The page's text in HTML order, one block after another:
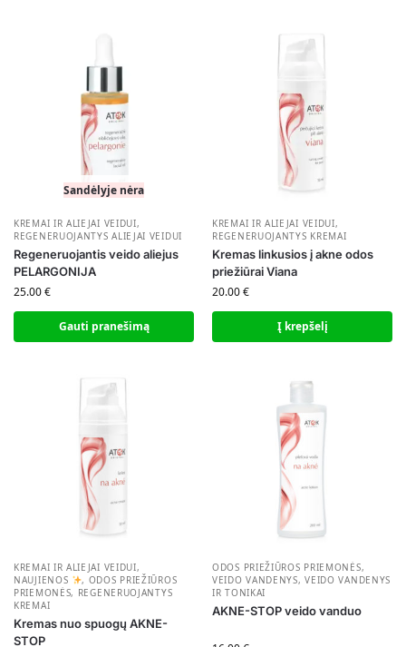
Sandėlyje nėra
KREMAI IR ALIEJAI VEIDUI,
REGENERUOJANTYS ALIEJAI VEIDUI
Regeneruojantis veido aliejus
PELARGONIJA
25.00€
Gauti pranešimą
KREMAI IR ALIEJAI VEIDUI,
REGENERUOJANTYS KREMAI
Kremas linkusios į akne odos
priežiūrai Viana
20.00€
Į krepšelį
KREMAI IR ALIEJAI VEIDUI,
NAUJIENOS
, ODOS PRIEŽIŪROS
PRIEMONĖS, REGENERUOJANTYS
KREMAI
Kremas nuo spuogų AKNE-
STOP
ODOS PRIEŽIŪROS PRIEMONĖS,
VEIDO VANDENYS,VEIDO VANDENYS
IR TONIKAI
AKNE-STOP veido vanduo